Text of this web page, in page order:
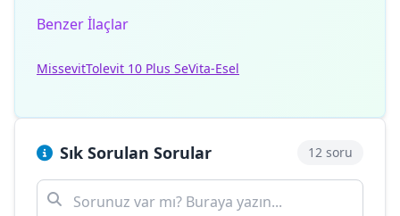
Benzer İlaçlar
MissevitTolevit 10 Plus SeVita-Esel
Sık Sorulan Sorular 12 soru